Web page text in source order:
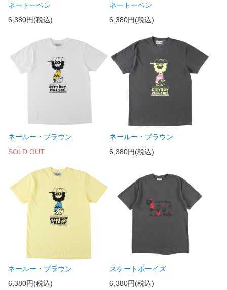
ネートーベン
6,380円(税込)
ネートーベン
6,380円(税込)
ネールー・ブラウン
SOLD OUT
ネールー・ブラウン
6,380円(税込)
ネールー・ブラウン
6,380円(税込)
スケートボーイズ
6,380円(税込)